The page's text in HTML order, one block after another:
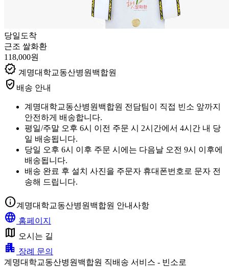
당일도착
근조 쌀화환
118,000원
verified 계명대학교동산병원백합원
verified_user 배송 안내
계명대학교동산병원백합원 전담팀이 직접 빈소 앞까지
안전하게 배송합니다.
평일/주말 오후 6시 이전 주문 시 2시간에서 4시간 내 당
일 배송됩니다.
당일 오후 6시 이후 주문 시에는 다음날 오전 9시 이후에
배송됩니다.
배송 완료 후 설치 사진을 주문자 휴대폰번호로 문자 전
송해 드립니다.
info계명대학교동산병원백합원 안내사항
language 홈페이지
map 오시는 길
apartment 장례 문의
계명대학교동산병원백합원 직배송 서비스 - 빈소로